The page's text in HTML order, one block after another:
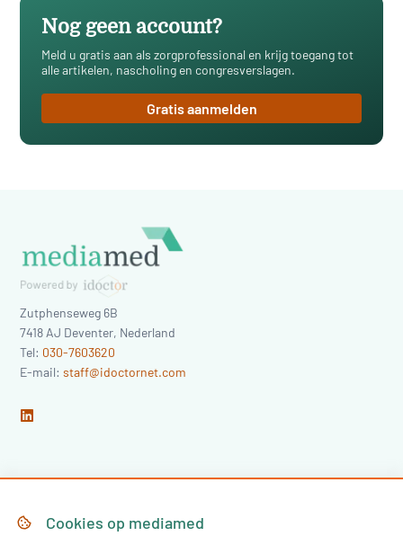
Nog geen account?
Meld u gratis aan als zorgprofessional en krijg toegang tot
alle artikelen, nascholing en congresverslagen.
Gratis aanmelden
Zutphenseweg 6B
7418 AJ Deventer, Nederland
Tel: 030-7603620
E-mail:staff@idoctornet.com
HomeCookies op mediamed